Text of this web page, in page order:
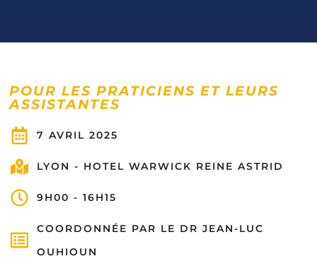
POUR LES PRATICIENS ET LEURS
ASSISTANTES
7 AVRIL 2025
LYON - HOTEL WARWICK REINE ASTRID
9H00 - 16H15
COORDONNÉE PAR LE DR JEAN-LUC
OUHIOUN